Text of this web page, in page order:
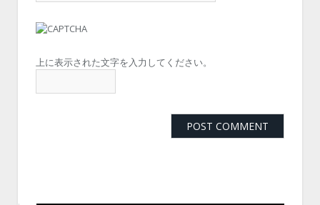
上に表示された文字を入力してください。